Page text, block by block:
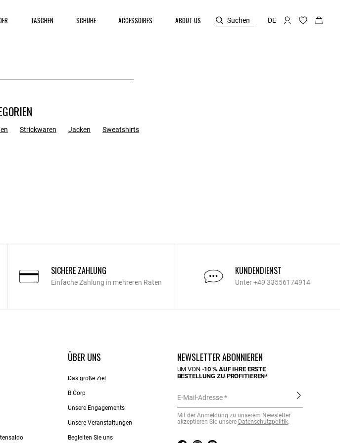
TASCHEN SCHUHE ACCESSOIRES ABOUT US Suchen DE
Strickwaren Jacken Sweatshirts
SICHERE ZAHLUNG
Einfache Zahlung in mehreren Raten
KUNDENDIENST
Unter +49 33556174914
ÜBER UNS
Das große Ziel
B Corp
Unsere Engagements
Unsere Veranstaltungen
Begleiten Sie uns
NEWSLETTER ABONNIEREN
UM VON -10 % AUF IHRE ERSTE
BESTELLUNG ZU PROFITIEREN*
E-Mail-Adresse
Mit der Anmeldung zu unserem Newsletter
akzeptieren Sie unsere Datenschutzpolitik.